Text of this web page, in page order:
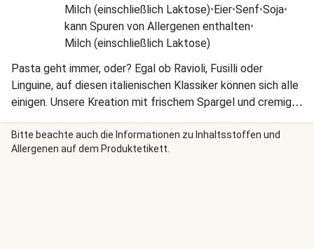
Milch (einschließlich Laktose)•Eier•Senf•Soja•
kann Spuren von Allergenen enthalten•
Milch (einschließlich Laktose)
Pasta geht immer, oder? Egal ob Ravioli, Fusilli oder
Linguine, auf diesen italienischen Klassiker können sich alle
einigen. Unsere Kreation mit frischem Spargel und cremiger
Soße ist übrigens im Nu zubereitet. Mhmm in 3,2,1 ...
Bitte beachte auch die Informationen zu Inhaltsstoffen und
Allergenen auf dem Produktetikett.